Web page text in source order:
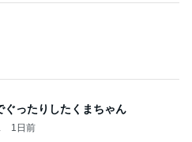
ぐったりしたくまちゃん
1日前